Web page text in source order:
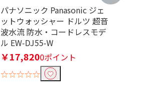
パナソニック Panasonic ジェ
ットウォッシャー ドルツ 超音
波水流 防水・コードレスモデ
ル EW-DJ55-W
￥17,8200ポイント
☆☆☆☆☆